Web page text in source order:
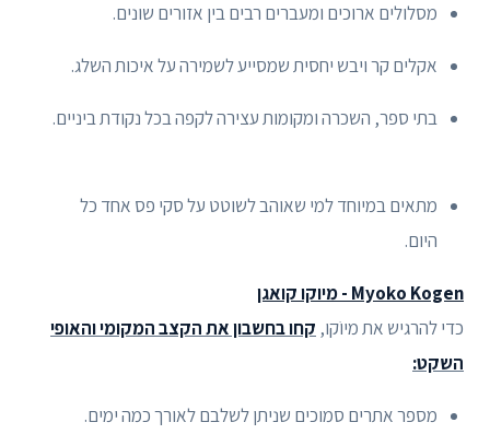
מסלולים ארוכים ומעברים רבים בין אזורים שונים.
אקלים קר ויבש יחסית שמסייע לשמירה על איכות השלג.
בתי ספר, השכרה ומקומות עצירה לקפה בכל נקודת ביניים.
מתאים במיוחד למי שאוהב לשוטט על סקי פס אחד כל
היום.
Myoko Kogen - מיוקו קואגן
כדי להרגיש את מיוֹקו, קחו בחשבון את הקצב המקומי והאופי
השקט:
מספר אתרים סמוכים שניתן לשלבם לאורך כמה ימים.